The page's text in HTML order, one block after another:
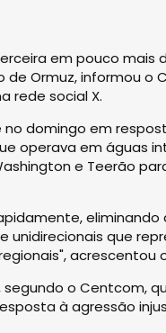
em pouco mais
Ormuz, informou o
rede social X.
domingo em
operava em águas
e Teerão
que
acrescentou
o Centcom,
à agressão